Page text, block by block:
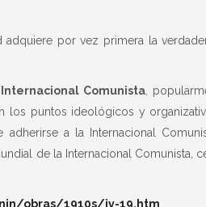
por vez primera la
Comunista ,
los puntos ideológicos y
a la Internacional
de la Internacional Comunista,
obras/1910s/iv-19.htm